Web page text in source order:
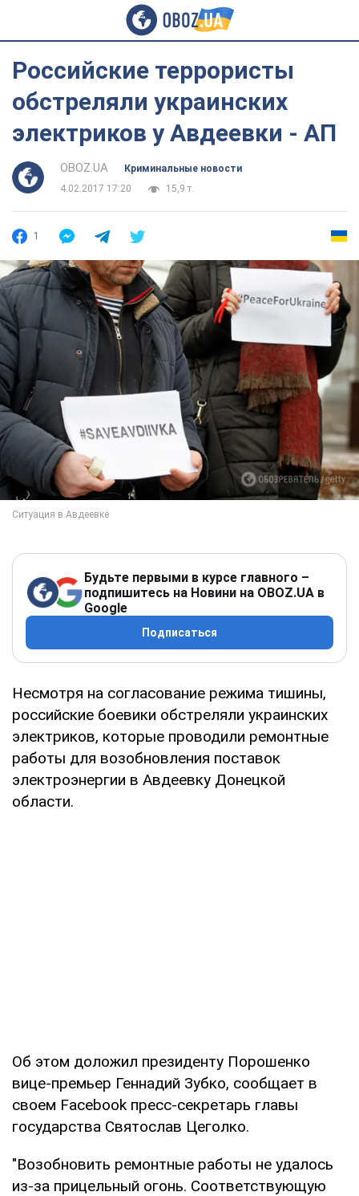
Российские террористы
обстреляли украинских
электриков у Авдеевки - АП
OBOZ.UA
Криминальные новости
4.02.2017 17:20
15,9 т.
1
Будьте первыми в курсе главного –
подпишитесь на Новини на OBOZ.UA в
Google
Подписаться
Несмотря на согласование режима тишины,
российские боевики обстреляли украинских
электриков, которые проводили ремонтные
работы для возобновления поставок
электроэнергии в Авдеевку Донецкой
области.
Об этом доложил президенту Порошенко
вице-премьер Геннадий Зубко, сообщает в
своем Facebook пресс-секретарь главы
государства Святослав Цеголко.
"Возобновить ремонтные работы не удалось
из-за прицельный огонь. Соответствующую